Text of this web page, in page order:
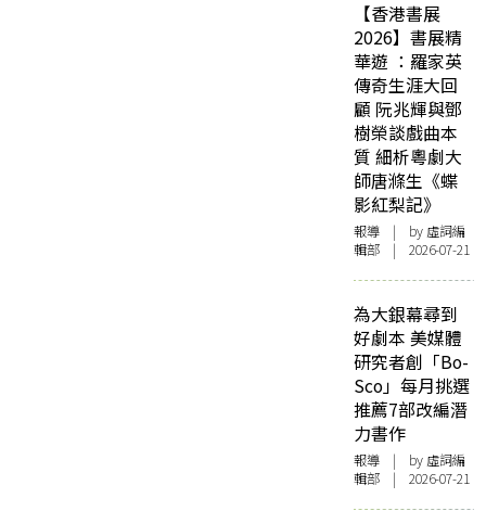
【香港書展
2026】書展精
華遊 ：羅家英
傳奇生涯大回
顧 阮兆輝與鄧
樹榮談戲曲本
質 細析粵劇大
師唐滌生《蝶
影紅梨記》
報導 | by 虛詞編
輯部 | 2026-07-21
為大銀幕尋到
好劇本 美媒體
研究者創「Bo-
Sco」每月挑選
推薦7部改編潛
力書作
報導 | by 虛詞編
輯部 | 2026-07-21